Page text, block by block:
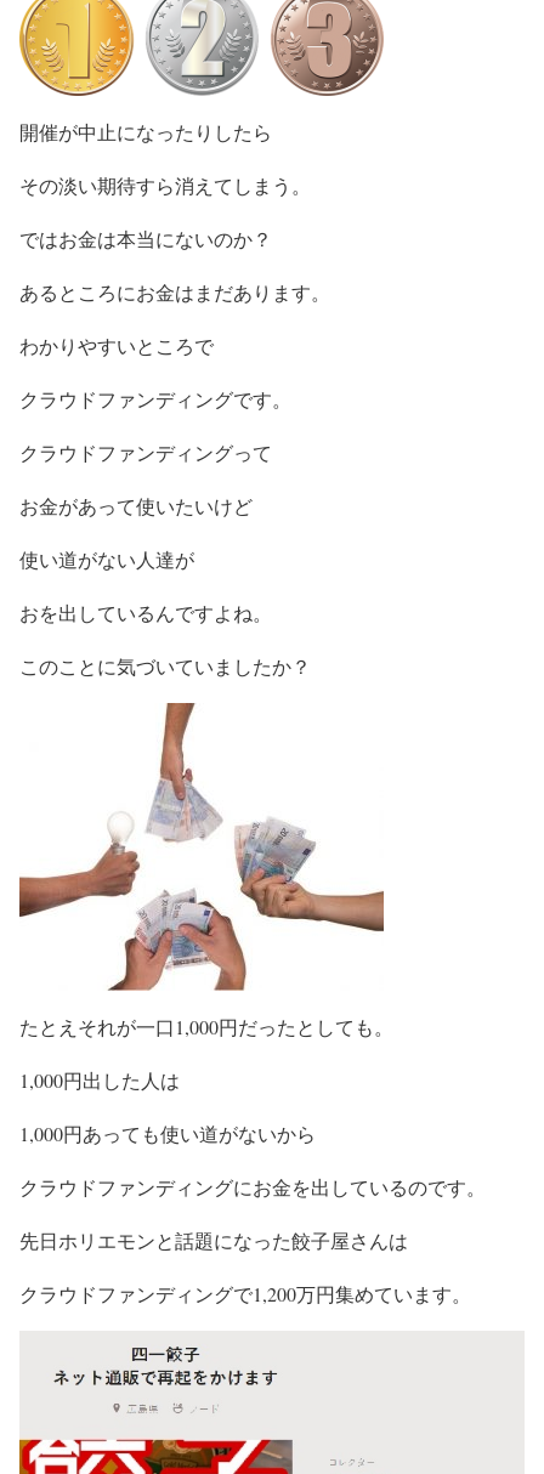
開催が中止になったりしたら
その淡い期待すら消えてしまう。
ではお金は本当にないのか？
あるところにお金はまだあります。
わかりやすいところで
クラウドファンディングです。
クラウドファンディングって
お金があって使いたいけど
使い道がない人達が
おを出しているんですよね。
このことに気づいていましたか？
たとえそれが一口1,000円だったとしても。
1,000円出した人は
1,000円あっても使い道がないから
クラウドファンディングにお金を出しているのです。
先日ホリエモンと話題になった餃子屋さんは
クラウドファンディングで1,200万円集めています。